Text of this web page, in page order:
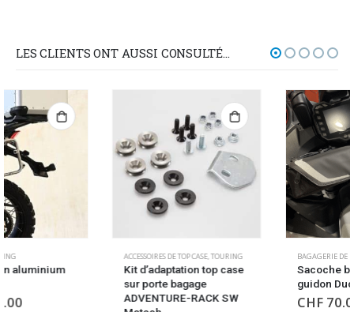
LES CLIENTS ONT AUSSI CONSULTÉ…
TOURING
Kit d’adaptation top case
ADVENTURE-RACK SW
BAGAGERIE DE RÉSERVOIR TOURING
Sacoche banane de
guidon Ducati
CHF70.00